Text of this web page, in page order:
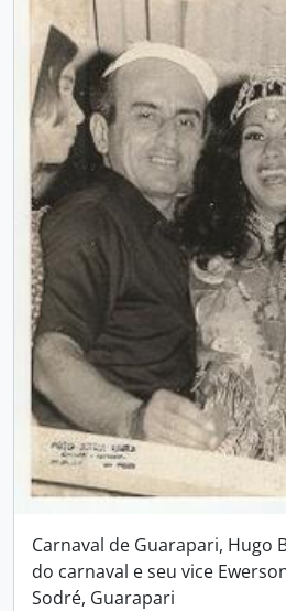
Carnaval de Guarapari, Hugo
do carnaval e seu vice
Sodré, Guarapari